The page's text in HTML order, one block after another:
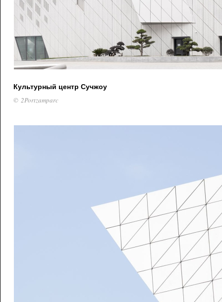
Культурный центр Сучжоу
© 2Portzamparc